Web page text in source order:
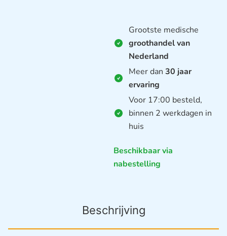
Grootste medische
groothandel van
Nederland
Meer dan 30 jaar
ervaring
Voor 17:00 besteld,
binnen 2 werkdagen in
huis
Beschikbaar via
nabestelling
Beschrijving